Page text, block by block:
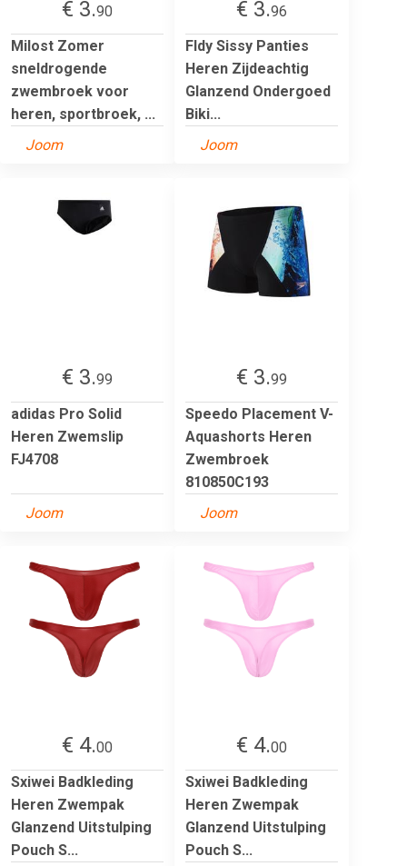
€ 3.90
Milost Zomer
sneldrogende
zwembroek voor
heren, sportbroek, ...
Joom
€ 3.96
Fldy Sissy Panties
Heren Zijdeachtig
Glanzend Ondergoed
Biki...
Joom
€ 3.99
adidas Pro Solid
Heren Zwemslip
FJ4708
Joom
€ 3.99
Speedo Placement V-
Aquashorts Heren
Zwembroek
810850C193
Joom
€ 4.00
Sxiwei Badkleding
Heren Zwempak
Glanzend Uitstulping
Pouch S...
€ 4.00
Sxiwei Badkleding
Heren Zwempak
Glanzend Uitstulping
Pouch S...